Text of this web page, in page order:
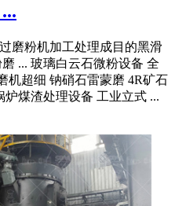
磨粉机加工处理成目的黑滑
... 玻璃白云石微粉设备 全
机超细 钠硝石雷蒙磨 4R矿石
煤渣处理设备 工业立式 ...